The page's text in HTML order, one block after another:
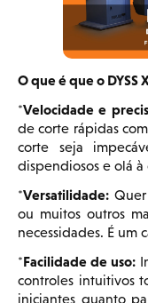
O que é que o DYSS
*Velocidade e
de corte rápidas
corte seja
dispendiosos e olá
*Versatilidade:
ou muitos outros
necessidades. É um
*Facilidade de uso:
controles intuitivos
iniciantes quanto